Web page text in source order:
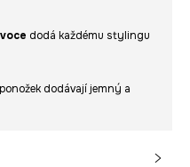
dodá každému stylingu
dodávají jemný a